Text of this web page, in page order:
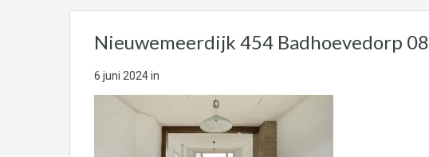
Nieuwemeerdijk 454 Badhoevedorp 08
6 juni 2024in